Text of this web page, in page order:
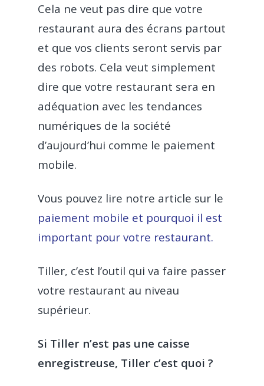
Cela ne veut pas dire que votre
restaurant aura des écrans partout
et que vos clients seront servis par
des robots. Cela veut simplement
dire que votre restaurant sera en
adéquation avec les tendances
numériques de la société
d’aujourd’hui comme le paiement
mobile.
Vous pouvez lire notre article sur le
paiement mobile et pourquoi il est
important pour votre restaurant.
Tiller, c’est l’outil qui va faire passer
votre restaurant au niveau
supérieur.
Si Tiller n’est pas une caisse
enregistreuse, Tiller c’est quoi ?